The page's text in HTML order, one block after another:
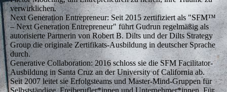
verwirklichen.
Next Generation Entrepreneur: Seit 2015 zertifiziert als "SFM™
– Next Generation Entrepreneur" führt Gudrun regelmäßig als
autorisierte Partnerin von Robert B. Dilts und der Dilts Strategy
Group die originale Zertifikats-Ausbildung in deutscher Sprache
durch.
Generative Collaboration:2016 schloss sie die SFM Facilitator-
Ausbildung in Santa Cruz an der University of California ab.
Seit 2007 leitet sie Erfolgsteams und Master-Mind-Gruppen für